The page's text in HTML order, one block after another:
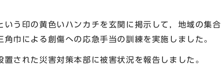
う印の黄色いハンカチを玄関に掲示して，地域の集合
巾による創傷への応急手当の訓練を実施しました。
された災害対策本部に被害状況を報告しました。